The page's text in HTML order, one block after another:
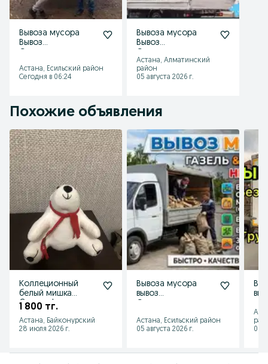
Вывоза мусора
Вывоз
Астана, Есильский район
Сегодня в 06:24
Вывоза мусора
Вывоз
Хлам Мебель
Астана, Алматинский
район
05 августа 2026 г.
Похожие объявления
Коллеционный
белый мишка
Coca-cola игрушки
1 800 тг.
Астана, Байконурский
28 июля 2026 г.
Вывоза мусора
вывоз
Астана, Есильский район
05 августа 2026 г.
06